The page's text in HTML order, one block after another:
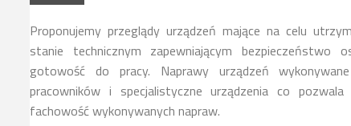
Proponujemy przeglądy urządzeń mające na celu
stanie technicznym zapewniającym bezpieczeństwo
gotowość do pracy. Naprawy urządzeń
pracowników i specjalistyczne urządzenia co pozwala
fachowość wykonywanych napraw.